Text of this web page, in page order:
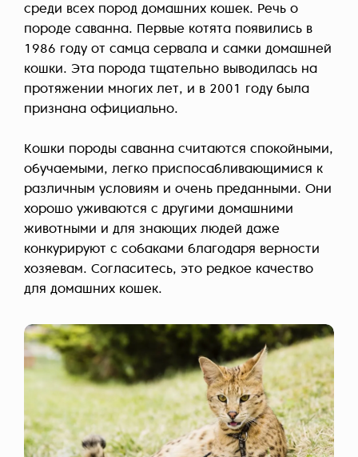
среди всех пород домашних кошек. Речь о
породе саванна. Первые котята появились в
1986 году от самца сервала и самки домашней
кошки. Эта порода тщательно выводилась на
протяжении многих лет, и в 2001 году была
признана официально.
Кошки породы саванна считаются спокойными,
обучаемыми, легко приспосабливающимися к
различным условиям и очень преданными. Они
хорошо уживаются с другими домашними
животными и для знающих людей даже
конкурируют с собаками благодаря верности
хозяевам. Согласитесь, это редкое качество
для домашних кошек.